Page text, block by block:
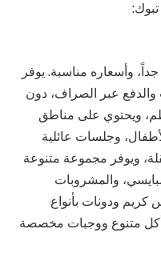
وأسعاره مناسبة. يوفر
عبر الصراف، دون
ويحتوي على مناطق
وجلسات عائلية
ويوفر مجموعة متنوعة
والمشروبات
كريم ودونات بأنواع
أكل متنوع ووجبات مخصصة